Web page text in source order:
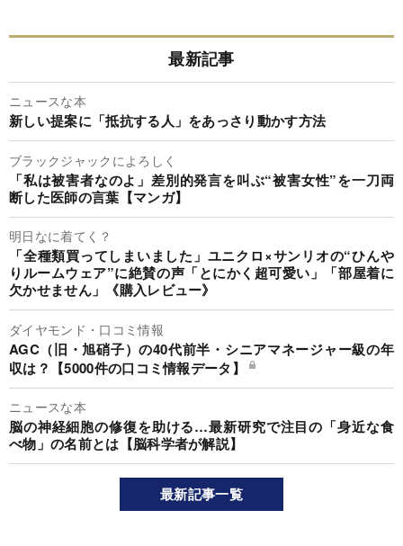
最新記事
ニュースな本
新しい提案に「抵抗する人」をあっさり動かす方法
ブラックジャックによろしく
「私は被害者なのよ」差別的発言を叫ぶ“被害女性”を一刀両
断した医師の言葉【マンガ】
明日なに着てく？
「全種類買ってしまいました」ユニクロ×サンリオの“ひんや
りルームウェア”に絶賛の声「とにかく超可愛い」「部屋着に
欠かせません」《購入レビュー》
ダイヤモンド・口コミ情報
AGC（旧・旭硝子）の40代前半・シニアマネージャー級の年
収は？【5000件の口コミ情報データ】
ニュースな本
脳の神経細胞の修復を助ける…最新研究で注目の「身近な食
べ物」の名前とは【脳科学者が解説】
最新記事一覧